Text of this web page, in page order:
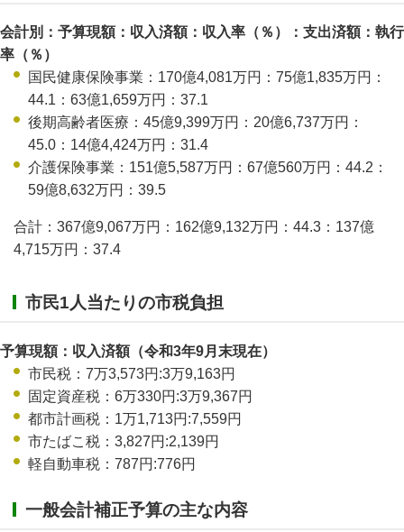
会計別：予算現額：収入済額：収入率（％）：支出済額：執行
率（％）
国民健康保険事業：170億4,081万円：75億1,835万円：
44.1：63億1,659万円：37.1
後期高齢者医療：45億9,399万円：20億6,737万円：
45.0：14億4,424万円：31.4
介護保険事業：151億5,587万円：67億560万円：44.2：
59億8,632万円：39.5
合計：367億9,067万円：162億9,132万円：44.3：137億
4,715万円：37.4
市民1人当たりの市税負担
予算現額：収入済額（令和3年9月末現在）
市民税：7万3,573円:3万9,163円
固定資産税：6万330円:3万9,367円
都市計画税：1万1,713円:7,559円
市たばこ税：3,827円:2,139円
軽自動車税：787円:776円
一般会計補正予算の主な内容